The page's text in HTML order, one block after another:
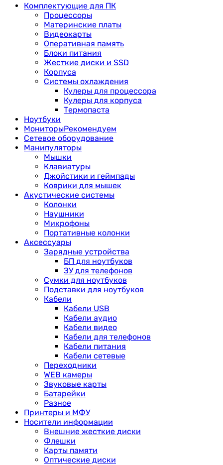
Комплектующие для ПК
Процессоры
Материнские платы
Видеокарты
Оперативная память
Блоки питания
Жесткие диски и SSD
Корпуса
Системы охлаждения
Кулеры для процессора
Кулеры для корпуса
Термопаста
Ноутбуки
МониторыРекомендуем
Сетевое оборудование
Манипуляторы
Мышки
Клавиатуры
Джойстики и геймпады
Коврики для мышек
Акустические системы
Колонки
Наушники
Микрофоны
Портативные колонки
Аксессуары
Зарядные устройства
БП для ноутбуков
ЗУ для телефонов
Сумки для ноутбуков
Подставки для ноутбуков
Кабели
Кабели USB
Кабели аудио
Кабели видео
Кабели для телефонов
Кабели питания
Кабели сетевые
Переходники
WEB камеры
Звуковые карты
Батарейки
Разное
Принтеры и МФУ
Носители информации
Внешние жесткие диски
Флешки
Карты памяти
Оптические диски